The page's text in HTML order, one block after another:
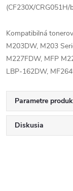
(CF230X/
Kompatibilná
M203DW, M203
M227FDW, MFP
LBP-162DW,
Parametre
Diskusia